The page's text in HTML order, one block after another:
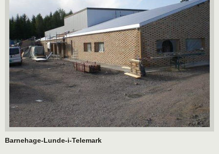
Barnehage-Lunde-i-Telemark